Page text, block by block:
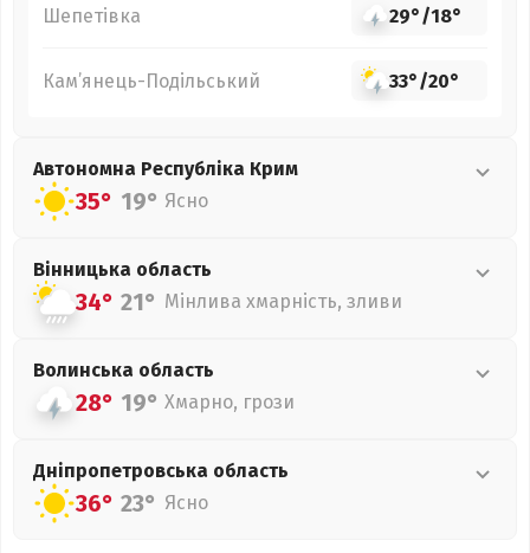
Шепетівка 29°/18°
Кам’янець-Подільський 33°/20°
Автономна Республіка Крим
35° 19° Ясно
Вінницька область
34° 21° Мінлива хмарність, зливи
Волинська область
28° 19° Хмарно, грози
Дніпропетровська область
36° 23° Ясно